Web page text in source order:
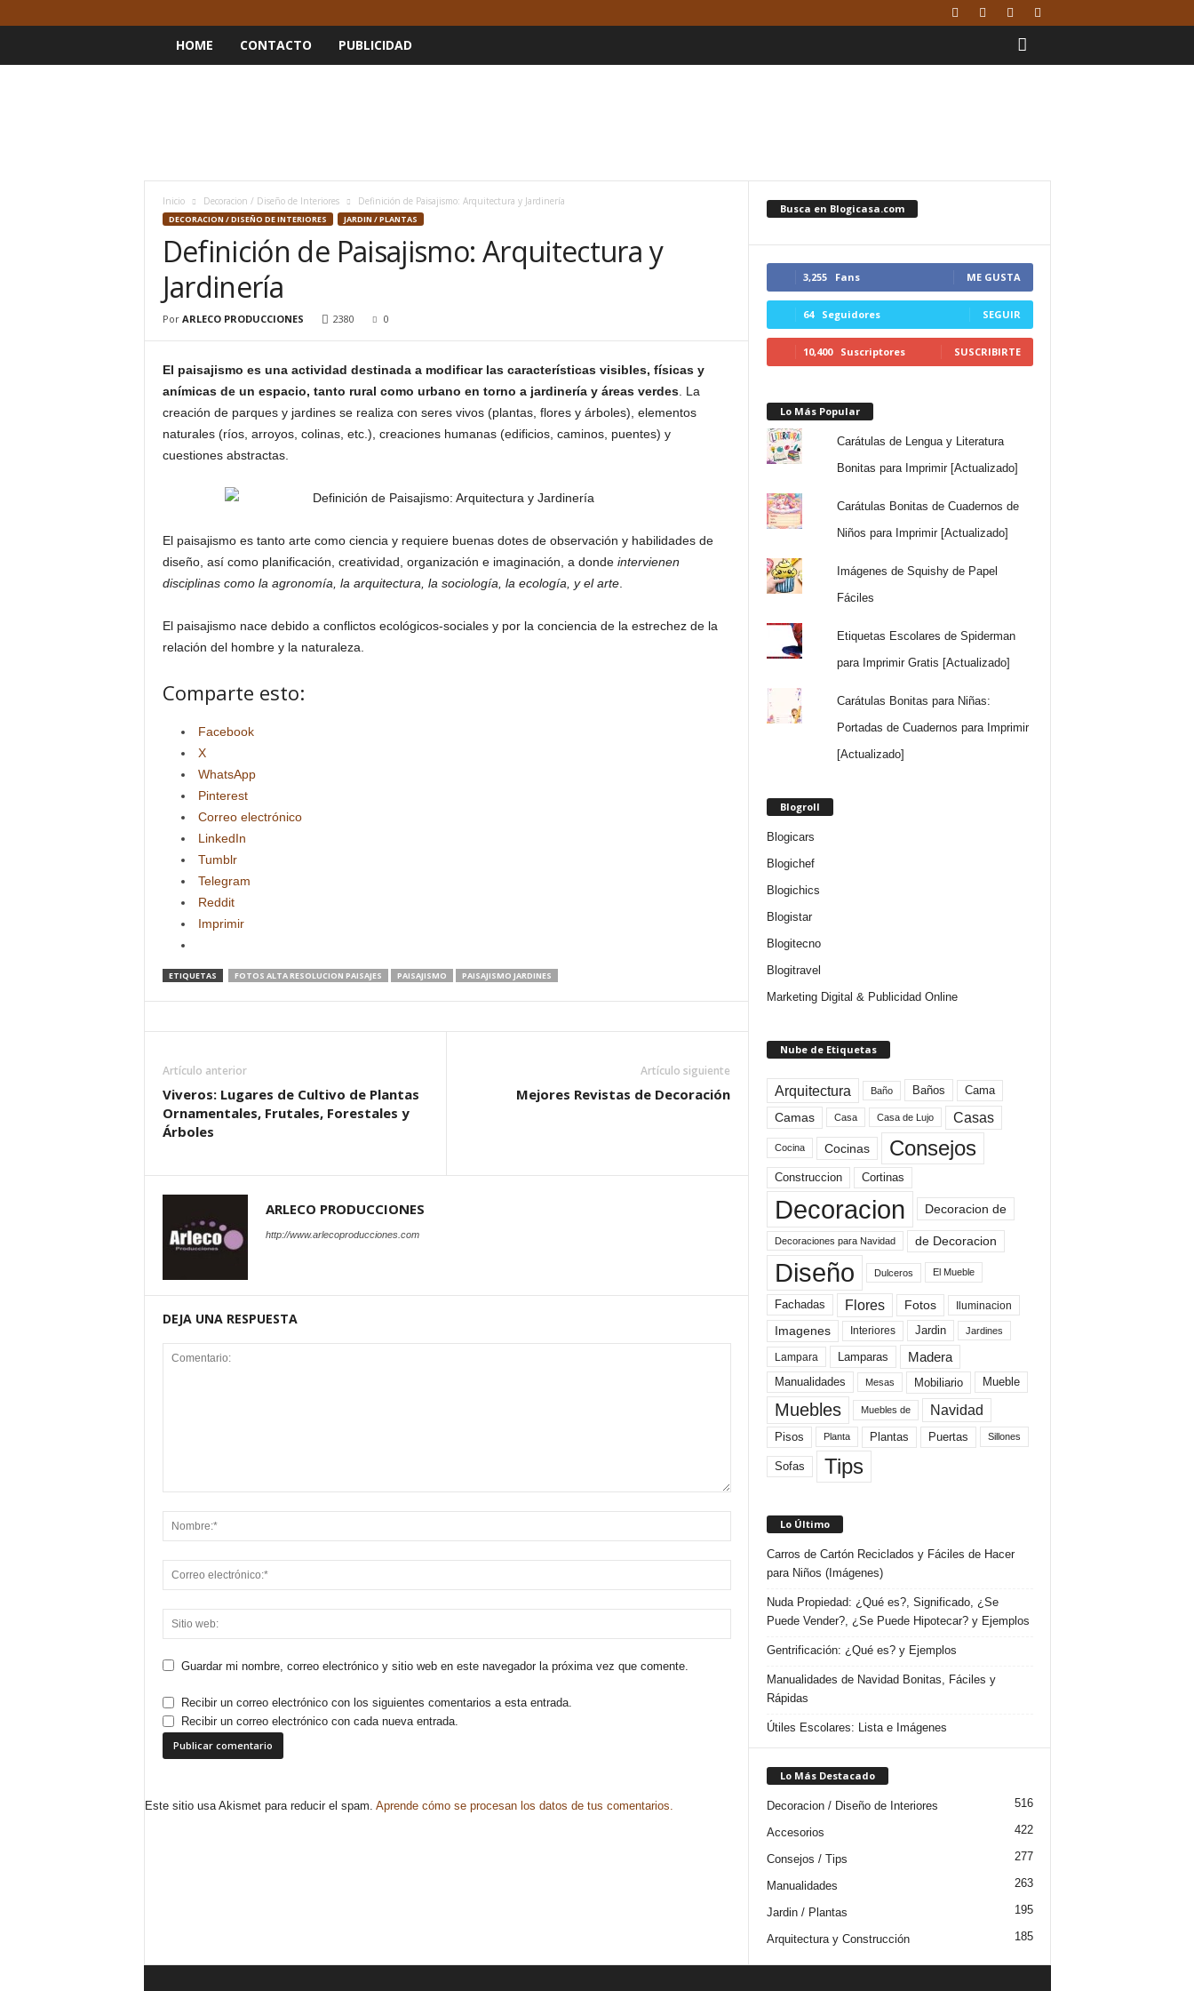
HOME CONTACTO PUBLICIDAD
Inicio Decoracion / Diseño de Interiores Definición de Paisajismo: Arquitectura y Jardinería
DECORACION / DISEÑO DE INTERIORES JARDIN / PLANTAS
Definición de Paisajismo: Arquitectura y
Jardinería
Por ARLECO PRODUCCIONES 2380 0
El paisajismo es una actividad destinada a modificar las características visibles, físicas y
anímicas de un espacio, tanto rural como urbano en torno a jardinería y áreas verdes. La
creación de parques y jardines se realiza con seres vivos (plantas, flores y árboles), elementos
naturales (ríos, arroyos, colinas, etc.), creaciones humanas (edificios, caminos, puentes) y
cuestiones abstractas.
El paisajismo es tanto arte como ciencia y requiere buenas dotes de observación y habilidades de
diseño, así como planificación, creatividad, organización e imaginación, a donde intervienen
disciplinas como la agronomía, la arquitectura, la sociología, la ecología, y el arte.
El paisajismo nace debido a conflictos ecológicos-sociales y por la conciencia de la estrechez de la
relación del hombre y la naturaleza.
Comparte esto:
Facebook
X
WhatsApp
Pinterest
Correo electrónico
LinkedIn
Tumblr
Telegram
Reddit
Imprimir
ETIQUETAS FOTOS ALTA RESOLUCION PAISAJES PAISAJISMO PAISAJISMO JARDINES
Artículo anterior
Viveros: Lugares de Cultivo de Plantas
Ornamentales, Frutales, Forestales y
Árboles
Artículo siguiente
Mejores Revistas de Decoración
ARLECO PRODUCCIONES
http://www.arlecoproducciones.com
DEJA UNA RESPUESTA
Guardar mi nombre, correo electrónico y sitio web en este navegador la próxima vez que comente.
Recibir un correo electrónico con los siguientes comentarios a esta entrada.
Recibir un correo electrónico con cada nueva entrada.
Este sitio usa Akismet para reducir el spam. Aprende cómo se procesan los datos de tus comentarios.
Busca en Blogicasa.com
3,255 Fans ME GUSTA
64 Seguidores SEGUIR
10,400 Suscriptores SUSCRIBIRTE
Lo Más Popular
Carátulas de Lengua y Literatura
Bonitas para Imprimir [Actualizado]
Carátulas Bonitas de Cuadernos de
Niños para Imprimir [Actualizado]
Imágenes de Squishy de Papel
Fáciles
Etiquetas Escolares de Spiderman
para Imprimir Gratis [Actualizado]
Carátulas Bonitas para Niñas:
Portadas de Cuadernos para Imprimir
[Actualizado]
Blogroll
Blogicars
Blogichef
Blogichics
Blogistar
Blogitecno
Blogitravel
Marketing Digital & Publicidad Online
Nube de Etiquetas
Arquitectura Baño Baños Cama
Camas Casa Casa de Lujo Casas
Cocina Cocinas Consejos
Construccion Cortinas
Decoracion Decoracion de
Decoraciones para Navidad de Decoracion
Diseño Dulceros El Mueble
Fachadas Flores Fotos Iluminacion
Imagenes Interiores Jardin Jardines
Lampara Lamparas Madera
Manualidades Mesas Mobiliario Mueble
Muebles Muebles de Navidad
Pisos Planta Plantas Puertas Sillones
Sofas Tips
Lo Último
Carros de Cartón Reciclados y Fáciles de Hacer
para Niños (Imágenes)
Nuda Propiedad: ¿Qué es?, Significado, ¿Se
Puede Vender?, ¿Se Puede Hipotecar? y Ejemplos
Gentrificación: ¿Qué es? y Ejemplos
Manualidades de Navidad Bonitas, Fáciles y
Rápidas
Útiles Escolares: Lista e Imágenes
Lo Más Destacado
Decoracion / Diseño de Interiores 516
Accesorios 422
Consejos / Tips 277
Manualidades 263
Jardin / Plantas 195
Arquitectura y Construcción 185